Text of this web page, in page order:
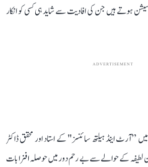
ہوتے ہیں جن کی افادیت سے شاید ہی کسی کو انکار
ADVERTISEMENT
”آرٹ اینڈ ہیلتھ سائنسز" کے استاد اور محقق ڈاکٹر
لطیفہ کے حوالے سے بے رحم دور میں حوصلہ افزا بات